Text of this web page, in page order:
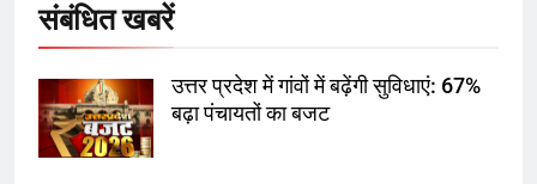
संबंधित खबरें
उत्तर प्रदेश में गांवों में बढ़ेंगी सुविधाएं: 67%
बढ़ा पंचायतों का बजट
7
चुनाव से पहले लालू परिवार पर बड़ा झटका,
दिल्ली कोर्ट ने IRCTC घोटाले में आरोप